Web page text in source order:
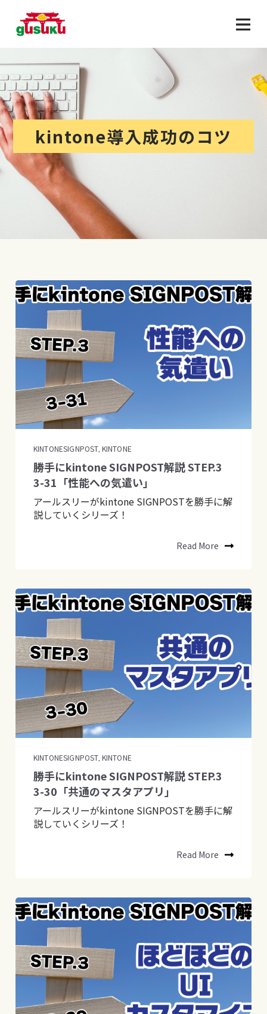
kintone導入成功のコツ
KINTONESIGNPOST, KINTONE
勝手にkintone SIGNPOST解説 STEP.3
3-31「性能への気遣い」
アールスリーがkintone SIGNPOSTを勝手に解
説していくシリーズ！
Read More
KINTONESIGNPOST KINTONE
勝手にkintone SIGNPOST解説 STEP.3
3-30「共通のマスタアプリ」
アールスリーがkintone SIGNPOSTを勝手に解
説していくシリーズ！
Read More